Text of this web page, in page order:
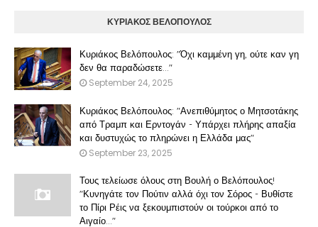
ΚΥΡΙΑΚΟΣ ΒΕΛΟΠΟΥΛΟΣ
Κυριάκος Βελόπουλος: "Όχι καμμένη γη, ούτε καν γη
δεν θα παραδώσετε..."
September 24, 2025
Κυριάκος Βελόπουλος: "Ανεπιθύμητος ο Μητσοτάκης
από Τραμπ και Ερντογάν - Υπάρχει πλήρης απαξία
και δυστυχώς το πληρώνει η Ελλάδα μας"
September 23, 2025
Τους τελείωσε όλους στη Βουλή ο Βελόπουλος!
"Κυνηγάτε τον Πούτιν αλλά όχι τον Σόρος - Βυθίστε
το Πίρι Ρέις να ξεκουμπιστούν οι τούρκοι από το
Αιγαίο..."